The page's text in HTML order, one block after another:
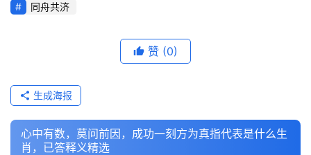
同舟共济
赞 (0)
生成海报
心中有数，莫问前因，成功一刻方为真指代表是什么生
肖，已答释义精选